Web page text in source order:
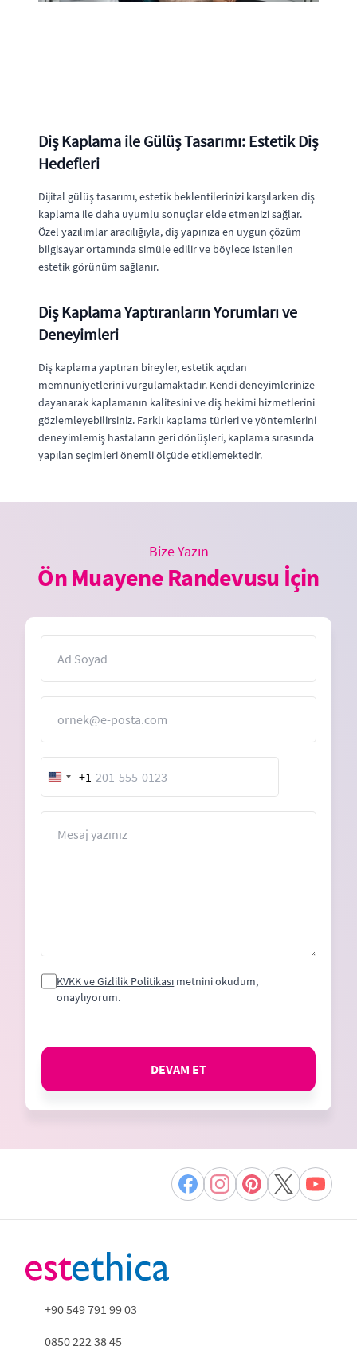
Diş Kaplama ile Gülüş Tasarımı: Estetik Diş
Hedefleri
Dijital gülüş tasarımı, estetik beklentilerinizi karşılarken diş
kaplama ile daha uyumlu sonuçlar elde etmenizi sağlar.
Özel yazılımlar aracılığıyla, diş yapınıza en uygun çözüm
bilgisayar ortamında simüle edilir ve böylece istenilen
estetik görünüm sağlanır.
Diş Kaplama Yaptıranların Yorumları ve
Deneyimleri
Diş kaplama yaptıran bireyler, estetik açıdan
memnuniyetlerini vurgulamaktadır. Kendi deneyimlerinize
dayanarak kaplamanın kalitesini ve diş hekimi hizmetlerini
gözlemleyebilirsiniz. Farklı kaplama türleri ve yöntemlerini
deneyimlemiş hastaların geri dönüşleri, kaplama sırasında
yapılan seçimleri önemli ölçüde etkilemektedir.
Bize Yazın
Ön Muayene Randevusu İçin
United
States
+1
KVKK ve Gizlilik Politikası metnini okudum,
onaylıyorum.
DEVAM ET
+90 549 791 99 03
0850 222 38 45